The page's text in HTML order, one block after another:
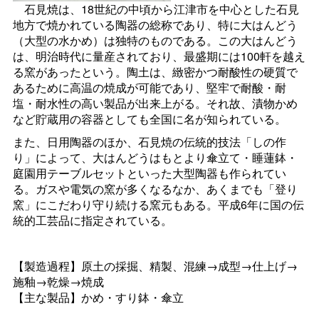
石見焼は、18世紀の中頃から江津市を中心とした石見
地方で焼かれている陶器の総称であり、特に大はんどう
（大型の水かめ）は独特のものである。この大はんどう
は、明治時代に量産されており、最盛期には100軒を越え
る窯があったという。陶土は、緻密かつ耐酸性の硬質で
あるために高温の焼成が可能であり、堅牢で耐酸・耐
塩・耐水性の高い製品が出来上がる。それ故、漬物かめ
など貯蔵用の容器としても全国に名が知られている。
また、日用陶器のほか、石見焼の伝統的技法「しの作
り」によって、大はんどうはもとより傘立て・睡蓮鉢・
庭園用テーブルセットといった大型陶器も作られてい
る。ガスや電気の窯が多くなるなか、あくまでも「登り
窯」にこだわり守り続ける窯元もある。平成6年に国の伝
統的工芸品に指定されている。
【製造過程】原土の採掘、精製、混練→成型→仕上げ→
施釉→乾燥→焼成
【主な製品】かめ・すり鉢・傘立